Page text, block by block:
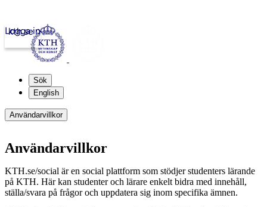
kth.se
Logga in
Sök
English
Användarvillkor
Användarvillkor
KTH.se/social är en social plattform som stödjer studenters lärande
på KTH. Här kan studenter och lärare enkelt bidra med innehåll,
ställa/svara på frågor och uppdatera sig inom specifika ämnen.